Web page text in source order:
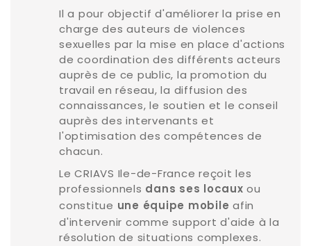
Il a pour objectif d'améliorer la prise en
charge des auteurs de violences
sexuelles par la mise en place d'actions
de coordination des différents acteurs
auprès de ce public, la promotion du
travail en réseau, la diffusion des
connaissances, le soutien et le conseil
auprès des intervenants et
l'optimisation des compétences de
chacun.
Le CRIAVS Ile-de-France reçoit les
professionnels dans ses locaux ou
constitue une équipe mobile afin
d'intervenir comme support d'aide à la
résolution de situations complexes.